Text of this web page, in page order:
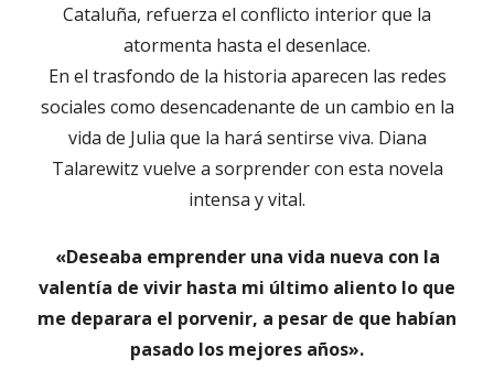
Cataluña, refuerza el conflicto interior que la
atormenta hasta el desenlace.
En el trasfondo de la historia aparecen las redes
sociales como desencadenante de un cambio en la
vida de Julia que la hará sentirse viva. Diana
Talarewitz vuelve a sorprender con esta novela
intensa y vital.
«Deseaba emprender una vida nueva con la
valentía de vivir hasta mi último aliento lo que
me deparara el porvenir, a pesar de que habían
pasado los mejores años».